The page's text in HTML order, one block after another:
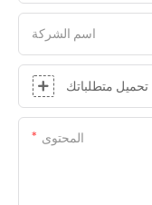
اسم الشركة
تحميل متطلباتك
المحتوى